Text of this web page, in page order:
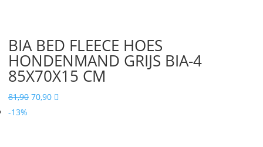
BIA BED FLEECE HOES
HONDENMAND GRIJS BIA-4
85X70X15 CM
81,90 Oorspronkelijke
70,90Huidige

-13%